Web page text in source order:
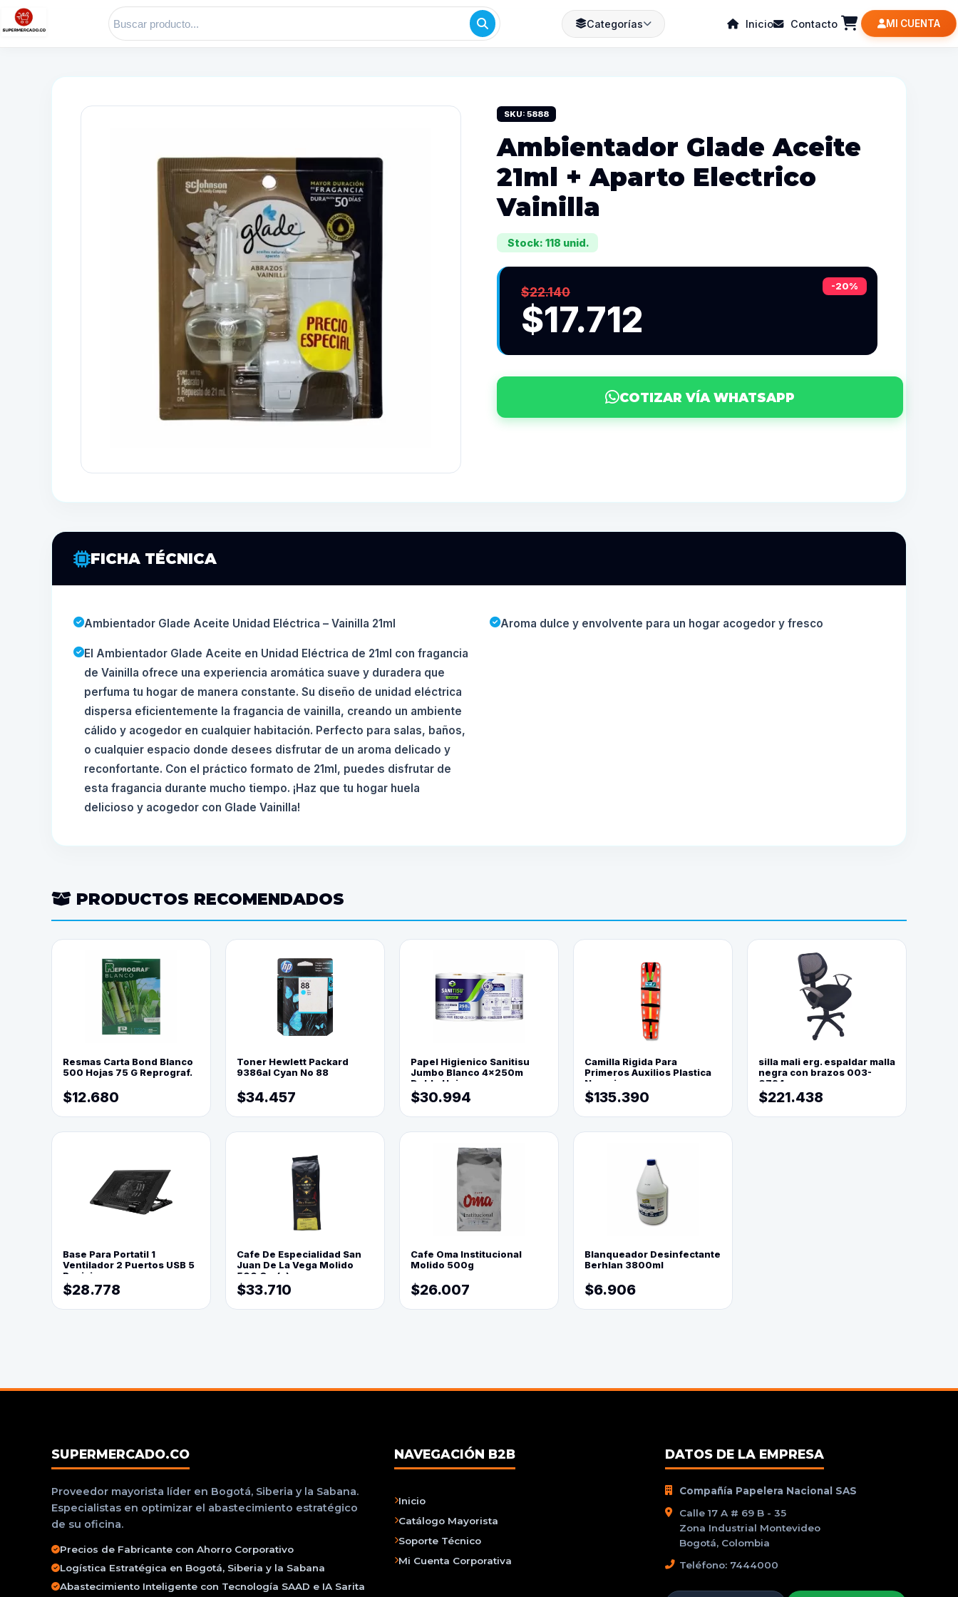
Categorías Inicio Contacto MI CUENTA
SKU: 5888
Ambientador Glade Aceite
21ml + Aparto Electrico
Vainilla
Stock: 118 unid.
-20%
$22.140
$17.712
COTIZAR VÍA WHATSAPP
FICHA TÉCNICA
Ambientador Glade Aceite Unidad Eléctrica – Vainilla 21ml Aroma dulce y envolvente para un hogar acogedor y fresco
El Ambientador Glade Aceite en Unidad Eléctrica de 21ml con fragancia
de Vainilla ofrece una experiencia aromática suave y duradera que
perfuma tu hogar de manera constante. Su diseño de unidad eléctrica
dispersa eficientemente la fragancia de vainilla, creando un ambiente
cálido y acogedor en cualquier habitación. Perfecto para salas, baños,
o cualquier espacio donde desees disfrutar de un aroma delicado y
reconfortante. Con el práctico formato de 21ml, puedes disfrutar de
esta fragancia durante mucho tiempo. ¡Haz que tu hogar huela
delicioso y acogedor con Glade Vainilla!
PRODUCTOS RECOMENDADOS
Resmas Carta Bond Blanco
500 Hojas 75 G Reprograf.
$12.680
Toner Hewlett Packard
9386al Cyan No 88
$34.457
Papel Higienico Sanitisu
Jumbo Blanco 4x250m
Doble Hoja
$30.994
Camilla Rigida Para
Primeros Auxilios Plastica
Naranja
$135.390
silla mali erg. espaldar malla
negra con brazos 003-
0794
$221.438
Base Para Portatil 1
Ventilador 2 Puertos USB 5
Posiciones
$28.778
Cafe De Especialidad San
Juan De La Vega Molido
500 Grs(=)
$33.710
Cafe Oma Institucional
Molido 500g
$26.007
Blanqueador Desinfectante
Berhlan 3800ml
$6.906
SUPERMERCADO.CO
Proveedor mayorista líder en Bogotá, Siberia y la Sabana.
Especialistas en optimizar el abastecimiento estratégico
de su oficina.
Precios de Fabricante con Ahorro Corporativo
Logística Estratégica en Bogotá, Siberia y la Sabana
Abastecimiento Inteligente con Tecnología SAAD e IA Sarita
NAVEGACIÓN B2B
Inicio
Catálogo Mayorista
Soporte Técnico
Mi Cuenta Corporativa
DATOS DE LA EMPRESA
Compañía Papelera Nacional SAS
Calle 17 A # 69 B - 35
Zona Industrial Montevideo
Bogotá, Colombia
Teléfono: 7444000